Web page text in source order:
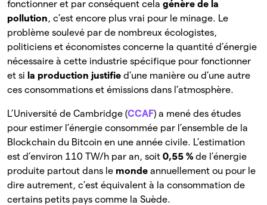
fonctionner et par conséquent cela génère de la
pollution, c’est encore plus vrai pour le minage. Le
problème soulevé par de nombreux écologistes,
politiciens et économistes concerne la quantité d’énergie
nécessaire à cette industrie spécifique pour fonctionner
et si la production justifie d’une manière ou d’une autre
ces consommations et émissions dans l’atmosphère.
L’Université de Cambridge (CCAF) a mené des études
pour estimer l’énergie consommée par l’ensemble de la
Blockchain du Bitcoin en une année civile. L’estimation
est d’environ 110 TW/h par an, soit 0,55 % de l’énergie
produite partout dans le monde annuellement ou pour le
dire autrement, c’est équivalent à la consommation de
certains petits pays comme la Suède.